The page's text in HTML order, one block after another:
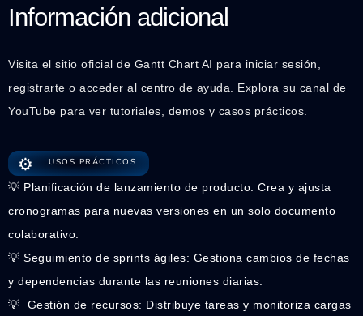
Información adicional
Visita el sitio oficial de Gantt Chart AI para iniciar sesión,
registrarte o acceder al centro de ayuda. Explora su canal de
YouTube para ver tutoriales, demos y casos prácticos.
⚙️ USOS PRÁCTICOS
💡 Planificación de lanzamiento de producto: Crea y ajusta
cronogramas para nuevas versiones en un solo documento
colaborativo.
💡 Seguimiento de sprints ágiles: Gestiona cambios de fechas
y dependencias durante las reuniones diarias.
💡 ️ Gestión de recursos: Distribuye tareas y monitoriza cargas